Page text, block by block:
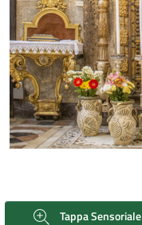
Tappa Sensoriale